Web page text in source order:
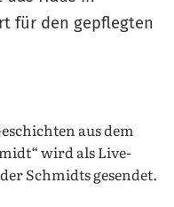
für den gepflegten
aus dem
wird als Live-
Schmidts gesendet.